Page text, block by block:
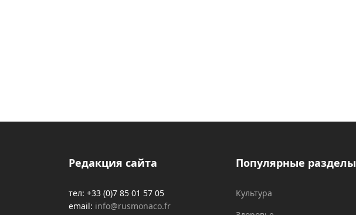
Редакция сайта
тел: +33 (0)7 85 01 57 05
email: info@rusmonaco.fr
Популярные разделы
Культура